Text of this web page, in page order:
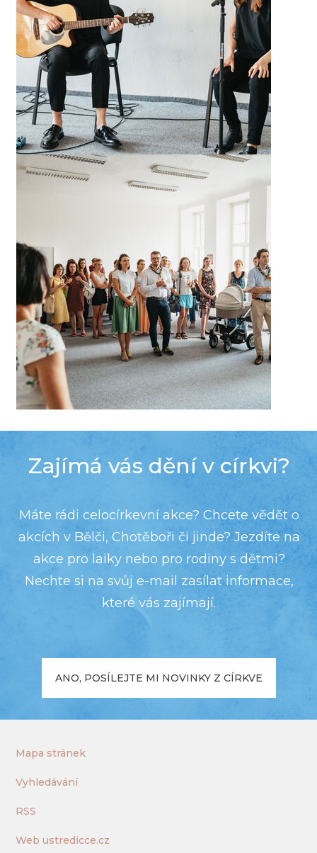
Zajímá vás dění v církvi?
Máte rádi celocírkevní akce? Chcete vědět o
akcích v Bělči, Chotěboři či jinde? Jezdíte na
akce pro laiky nebo pro rodiny s dětmi?
Nechte si na svůj e-mail zasílat informace,
které vás zajímají.
ANO, POSÍLEJTE MI NOVINKY Z CÍRKVE
Mapa stránek
Vyhledávání
RSS
Web ustredicce.cz